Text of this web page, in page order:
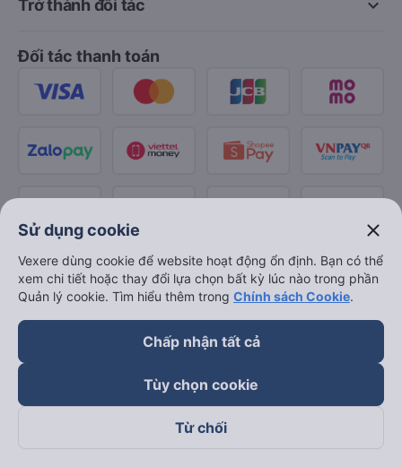
keyboard_arrow_down
Trở thành đối tác
Đối tác thanh toán
Sử dụng cookie close
Vexere dùng cookie để website hoạt động ổn định. Bạn có thể
xem chi tiết hoặc thay đổi lựa chọn bất kỳ lúc nào trong phần
Quản lý cookie. Tìm hiểu thêm trong Chính sách Cookie.
Chấp nhận tất cả
Tùy chọn cookie
Từ chối